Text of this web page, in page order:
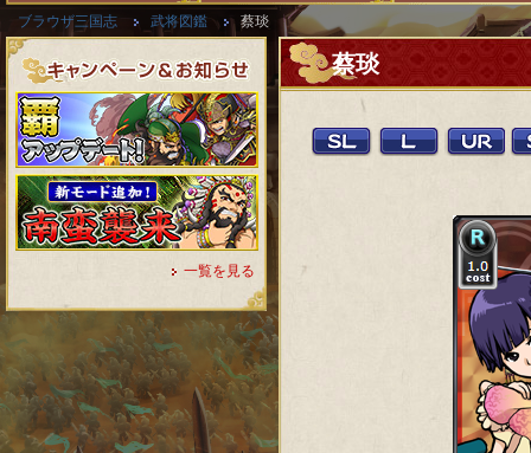
ブラウザ三国志 武将図鑑 蔡琰
一覧を見る
蔡琰